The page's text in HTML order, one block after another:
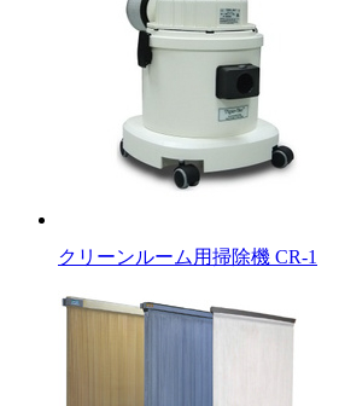
クリーンルーム用掃除機 CR-1